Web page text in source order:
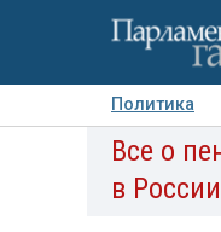
Политика
Авторы
Все о
в России